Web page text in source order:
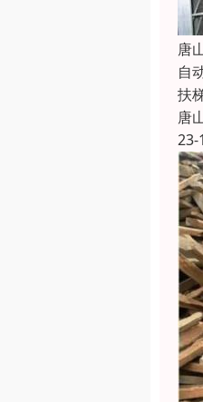
唐
自
扶
唐
23-